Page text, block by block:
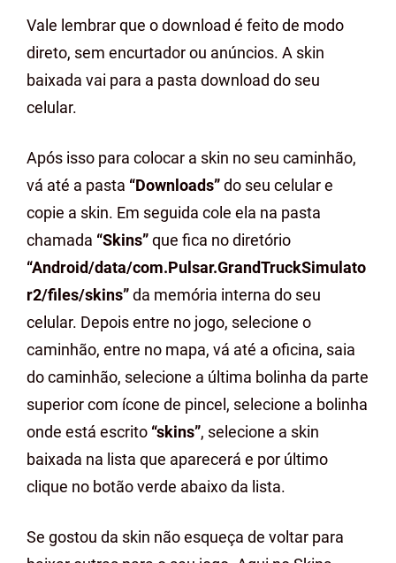
Vale lembrar que o download é feito de modo
direto, sem encurtador ou anúncios. A skin
baixada vai para a pasta download do seu
celular.
Após isso para colocar a skin no seu caminhão,
vá até a pasta “Downloads”do seu celular e
copie a skin. Em seguida cole ela na pasta
chamada “Skins”que fica no diretório
“Android/data/com.Pulsar.GrandTruckSimulato
r2/files/skins”da memória interna do seu
celular. Depois entre no jogo, selecione o
caminhão, entre no mapa, vá até a oficina, saia
do caminhão, selecione a última bolinha da parte
superior com ícone de pincel, selecione a bolinha
onde está escrito “skins”, selecione a skin
baixada na lista que aparecerá e por último
clique no botão verde abaixo da lista.
Se gostou da skin não esqueça de voltar para